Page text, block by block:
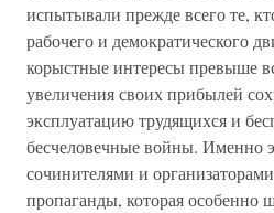
испытывали прежде всего те,
рабочего и демократического
корыстные интересы превыше
увеличения своих прибылей
эксплуатацию трудящихся и
бесчеловечные войны. Именно
сочинителями и
пропаганды, которая особенно